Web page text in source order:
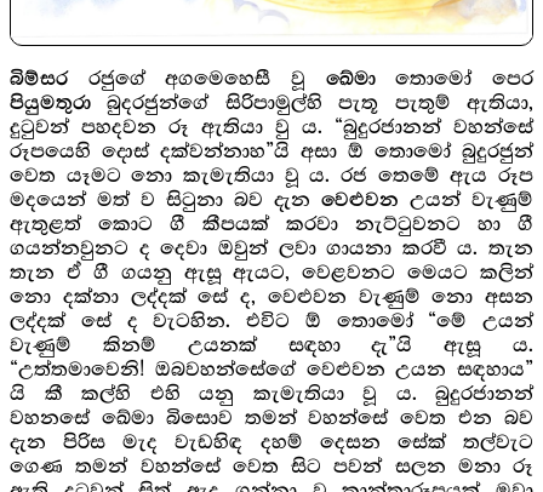
බිම්සර රජුගේ අගමෙහෙසී වූ ඛේමාතොමෝ පෙ‍ර
පියුමතුරාබුදරජුන්ගේ සිරිපාමුල්හි පැතූ පැතුම් ඇතියා,
දු‍ටුවන් පහදවන රූ ඇතියා වු ය. “බුදුරජානන් වහන්සේ
රූපයෙහි දොස් දක්වන්නාහ”යි අසා ඕ තොමෝ බුදුරජුන්
වෙත යෑමට නො කැමැතියා වූ ය. රජ තෙමේ ඇය රූප
මදයෙන් මත් ව සිටුනා බව දැන වෙළුවන උයන් වැණුම්
ඇතුළත් කොට ගී කීපයක් කරවා නැට්ටුවනට හා ගී
ගයන්නවුනට ද දෙවා ඔවුන් ලවා ගායනා කරවී ය. තැන
තැන ඒ ගී ගයනු ඇසූ ඇයට, වෙළවනට මෙයට කලින්
නො දක්නා ලද්දක් සේ ද, වෙළුවන වැණුම් නො අසන
ලද්දක් සේ ද වැටහින. එවිට ඕ තොමෝ “මේ උයන්
වැණුම් කිනම් උයනක් සඳහා දැ”යි ඇසූ ය.
“උත්තමාවෙනි! ඔබවහන්සේගේ වෙළුවන උයන සඳහාය”
යි කී කල්හි එහි යනු කැමැතියා වූ ය. බුදුරජානන්
වහනසේ ඛේමා බිසොව තමන් වහන්සේ වෙත එන බව
දැන පිරිස මැද වැඩහිඳ දහම් දෙසන සේක් තල්වැට
ගෙණ තමන් වහන්සේ වෙත සිට පවන් සලන මනා රූ